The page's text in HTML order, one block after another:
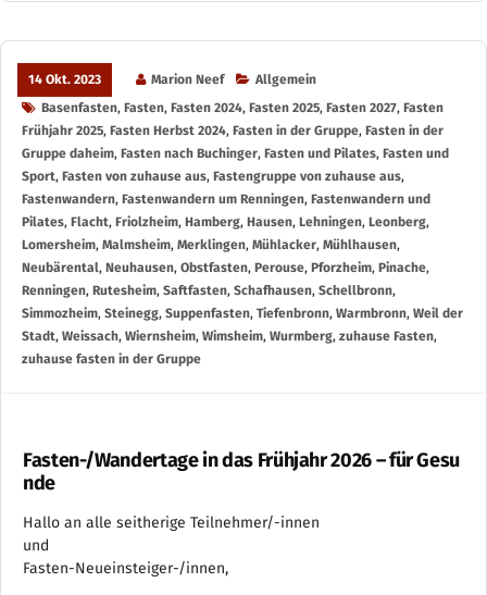
14 Okt. 2023 Marion Neef
Allgemein
Basenfasten, Fasten, Fasten 2024, Fasten 2025, Fasten 2027, Fasten
Frühjahr 2025, Fasten Herbst 2024, Fasten in der Gruppe, Fasten in der
Gruppe daheim, Fasten nach Buchinger, Fasten und Pilates, Fasten und
Sport, Fasten von zuhause aus, Fastengruppe von zuhause aus,
Fastenwandern, Fastenwandern um Renningen, Fastenwandern und
Pilates, Flacht, Friolzheim, Hamberg, Hausen, Lehningen, Leonberg,
Lomersheim, Malmsheim, Merklingen, Mühlacker, Mühlhausen,
Neubärental, Neuhausen, Obstfasten, Perouse, Pforzheim, Pinache,
Renningen, Rutesheim, Saftfasten, Schafhausen, Schellbronn,
Simmozheim, Steinegg, Suppenfasten, Tiefenbronn, Warmbronn, Weil der
Stadt, Weissach, Wiernsheim, Wimsheim, Wurmberg, zuhause Fasten,
zuhause fasten in der Gruppe
Fasten-/Wandertage in das Frühjahr 2026 – für Gesu
nde
Hallo an alle seitherige Teilnehmer/-innen
und
Fasten-Neueinsteiger-/innen,